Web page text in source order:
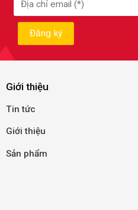
Giới thiệu
Tin tức
Giới thiệu
Sản phẩm